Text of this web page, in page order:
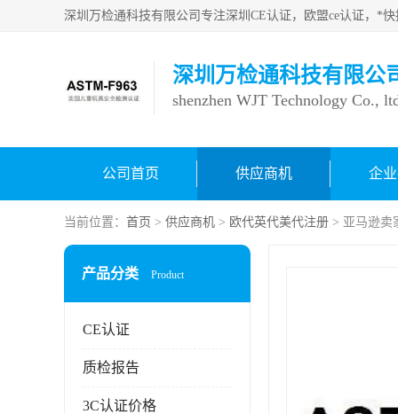
深圳万检通科技有限公
shenzhen WJT Technology Co.,
公司首页 供应商机 企
当前位置： 首页 > 供应商机 > 欧代英代美代注册 > 亚马逊卖
产品分类 Product
CE认证
质检报告
3C认证价格